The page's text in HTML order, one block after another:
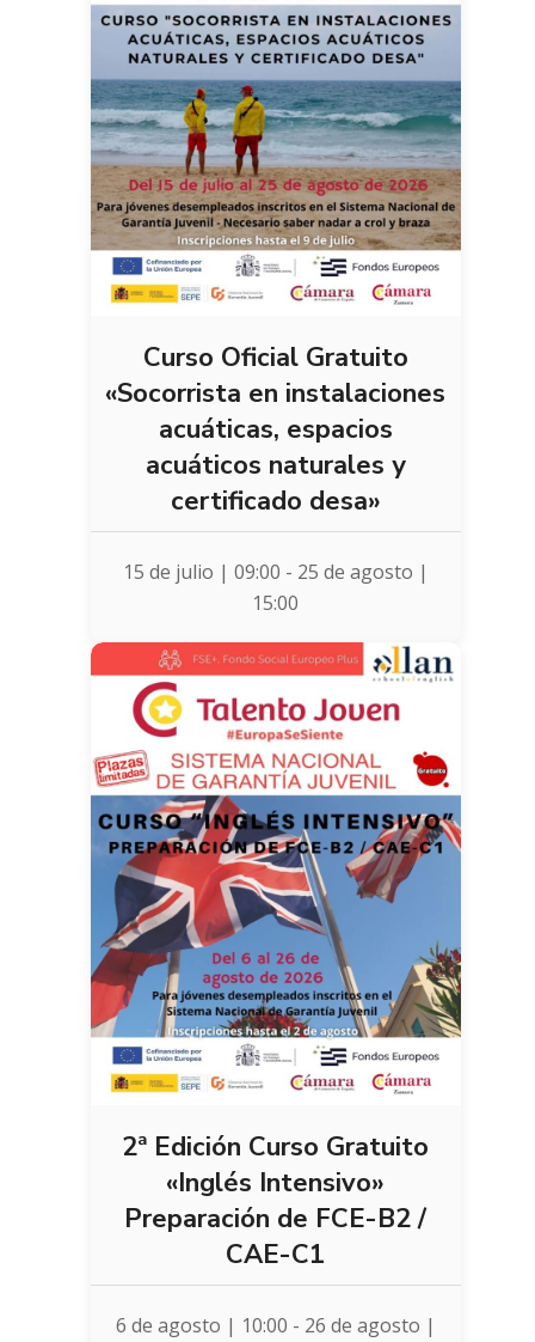
Curso Oficial Gratuito
«Socorrista en instalaciones
acuáticas, espacios
acuáticos naturales y
certificado desa»
15 de julio | 09:00 - 25 de agosto |
15:00
2ª Edición Curso Gratuito
«Inglés Intensivo»
Preparación de FCE-B2 /
CAE-C1
6 de agosto | 10:00 - 26 de agosto |